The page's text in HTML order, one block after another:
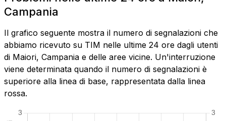
Campania
Il grafico seguente mostra il numero di segnalazioni che
abbiamo ricevuto su TIM nelle ultime 24 ore dagli utenti
di Maiori, Campania e delle aree vicine. Un'interruzione
viene determinata quando il numero di segnalazioni è
superiore alla linea di base, rappresentata dalla linea
rossa.